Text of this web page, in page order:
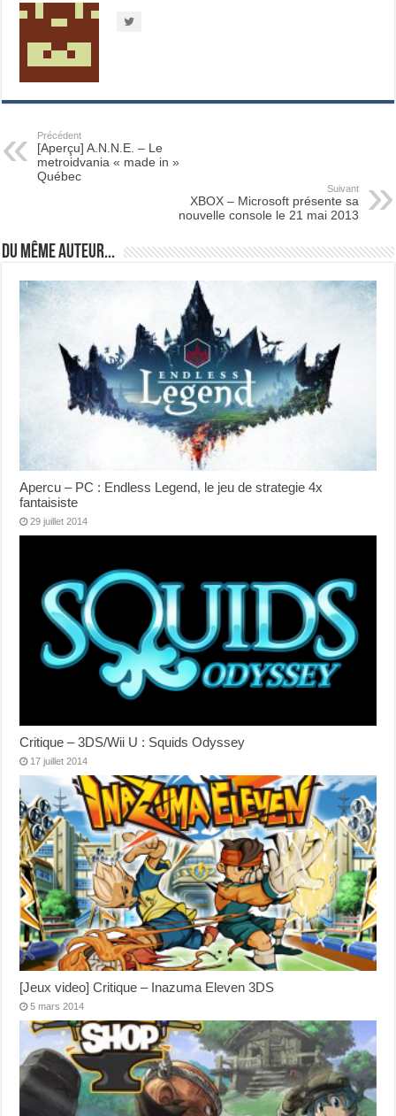
Précédent
[Aperçu] A.N.N.E. – Le
metroidvania « made in »
Québec
Suivant
XBOX – Microsoft présente sa
nouvelle console le 21 mai 2013
Du même auteur...
Apercu – PC : Endless Legend, le jeu de strategie 4x
fantaisiste
29 juillet 2014
Critique – 3DS/Wii U : Squids Odyssey
17 juillet 2014
[Jeux video] Critique – Inazuma Eleven 3DS
5 mars 2014